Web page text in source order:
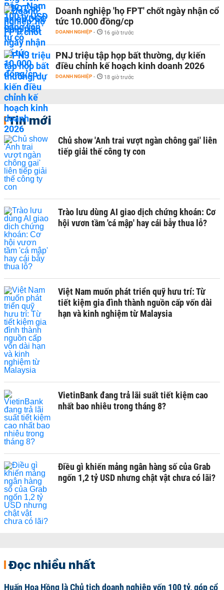
Doanh nghiệp 'họ FPT' chốt ngày nhận cổ
tức 10.000 đồng/cp
DOANH NGHIỆP - 16 giờ trước
PNJ triệu tập họp bất thường, dự kiến
điều chỉnh kế hoạch kinh doanh 2026
DOANH NGHIỆP - 18 giờ trước
Tin mới
Chủ show 'Anh trai vượt ngàn chông gai' liên
tiếp giải thế công ty con
Trào lưu dùng AI giao dịch chứng khoán: Cơ
hội vươn tầm 'cá mập' hay cái bẫy thua lỗ?
Việt Nam muốn phát triển quỹ hưu trí: Từ
tiết kiệm gia đình thành nguồn cấp vốn dài
hạn và kinh nghiệm từ Malaysia
VietinBank đang trả lãi suất tiết kiệm cao
nhất bao nhiêu trong tháng 8?
Điều gì khiến mảng ngân hàng số của Grab
ngốn 1,2 tỷ USD nhưng chật vật chưa có lãi?
Đọc nhiều nhất
Huấn Hoa Hồng là Chủ tịch doanh nghiệp vốn 100 tỷ, góp cổ